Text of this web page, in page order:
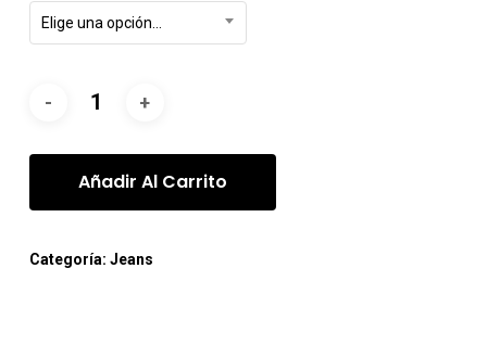
Elige una opción…
Añadir Al Carrito
Categoría: Jeans